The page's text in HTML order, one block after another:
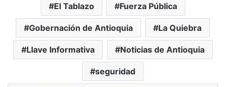
El Tablazo Fuerza Pública
Gobernación de Antioquia La Quiebra
Llave Informativa Noticias de Antioquia
seguridad